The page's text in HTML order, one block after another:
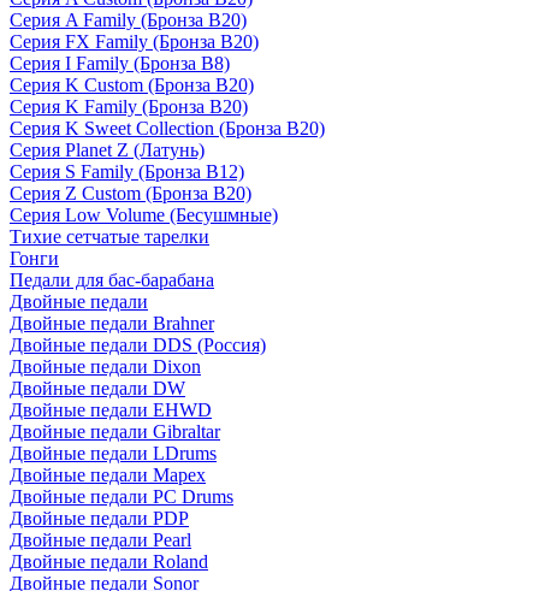
Серия A Family (Бронза B20)
Серия FX Family (Бронза B20)
Серия I Family (Бронза B8)
Серия K Custom (Бронза B20)
Серия K Family (Бронза B20)
Серия K Sweet Collection (Бронза B20)
Серия Planet Z (Латунь)
Серия S Family (Бронза B12)
Серия Z Custom (Бронза B20)
Серия Low Volume (Бесушмные)
Тихие сетчатые тарелки
Гонги
Педали для бас-барабана
Двойные педали
Двойные педали Brahner
Двойные педали DDS (Россия)
Двойные педали Dixon
Двойные педали DW
Двойные педали EHWD
Двойные педали Gibraltar
Двойные педали LDrums
Двойные педали Mapex
Двойные педали PC Drums
Двойные педали PDP
Двойные педали Pearl
Двойные педали Roland
Двойные педали Sonor